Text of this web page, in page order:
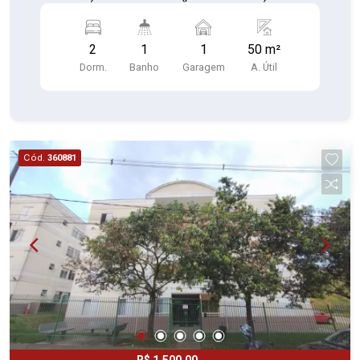
vidro (piso cerâmica) Área de serviço com
máquina de lavar (piso cerâmica) 01 Vaga de
garagem Com portaria 24 horas, quadra esportiva,
2
Dorm.
1
Banho
1
Garagem
50 m²
A. Útil
Cód. 360881